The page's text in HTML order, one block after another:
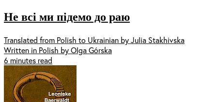
Не всі ми підемо до раю
Translated from Polish to Ukrainian by Julia Stakhivska
Written in Polish by Olga Górska
6 minutes read